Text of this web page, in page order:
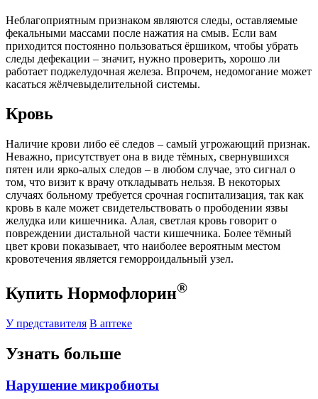
Неблагоприятным признаком являются следы, оставляемые
фекальными массами после нажатия на смыв. Если вам
приходится постоянно пользоваться ёршиком, чтобы убрать
следы дефекации – значит, нужно проверить, хорошо ли
работает поджелудочная железа. Впрочем, недомогание может
касаться жёлчевыделительной системы.
Кровь
Наличие крови либо её следов – самый угрожающий признак.
Неважно, присутствует она в виде тёмных, свернувшихся
пятен или ярко-алых следов – в любом случае, это сигнал о
том, что визит к врачу откладывать нельзя. В некоторых
случаях больному требуется срочная госпитализация, так как
кровь в кале может свидетельствовать о прободении язвы
желудка или кишечника. Алая, светлая кровь говорит о
повреждении дистальной части кишечника. Более тёмный
цвет крови показывает, что наиболее вероятным местом
кровотечения является геморроидальный узел.
Купить Нормофлорин®
У представителя В аптеке
Узнать больше
Нарушение микробиоты